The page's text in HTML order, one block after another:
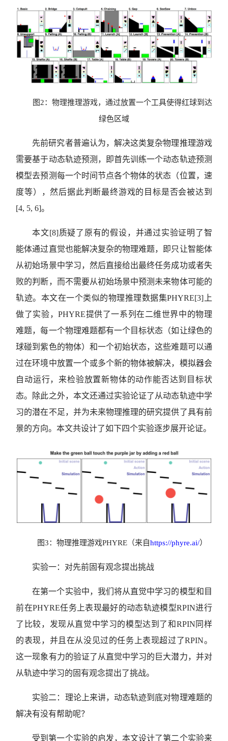
图2：物理推理游戏，通过放置一个工具使得红球到达
绿色区域
先前研究者普遍认为，解决这类复杂物理推理游戏
需要基于动态轨迹预测，即首先训练一个动态轨迹预测
模型去预测每一个时间节点各个物体的状态（位置，速
度等），然后据此判断最终游戏的目标是否会被达到
[4, 5, 6]。
本文[8]质疑了原有的假设，并通过实验证明了智
能体通过直觉也能解决复杂的物理难题，即只让智能体
从初始场景中学习，然后直接给出最终任务成功或者失
败的判断，而不需要从初始场景中预测未来物体可能的
轨迹。本文在一个类似的物理推理数据集PHYRE[3]上
做了实验，PHYRE提供了一系列在二维世界中的物理
难题，每一个物理难题都有一个目标状态（如让绿色的
球碰到紫色的物体）和一个初始状态，这些难题可以通
过在环境中放置一个或多个新的物体被解决，模拟器会
自动运行，来检验放置新物体的动作能否达到目标状
态。除此之外，本文还通过实验论证了从动态轨迹中学
习的潜在不足，并为未来物理推理的研究提供了具有前
景的方向。本文共设计了如下四个实验逐步展开论证。
图3：物理推理游戏PHYRE（来自https://phyre.ai/）
实验一：对先前固有观念提出挑战
在第一个实验中，我们将从直觉中学习的模型和目
前在PHYRE任务上表现最好的动态轨迹模型RPIN进行
了比较，发现从直觉中学习的模型达到了和RPIN同样
的表现，并且在从没见过的任务上表现超过了RPIN。
这一现象有力的验证了从直觉中学习的巨大潜力，并对
从轨迹中学习的固有观念提出了挑战。
实验二：理论上来讲，动态轨迹到底对物理难题的
解决有没有帮助呢？
受到第一个实验的启发，本文设计了第二个实验来